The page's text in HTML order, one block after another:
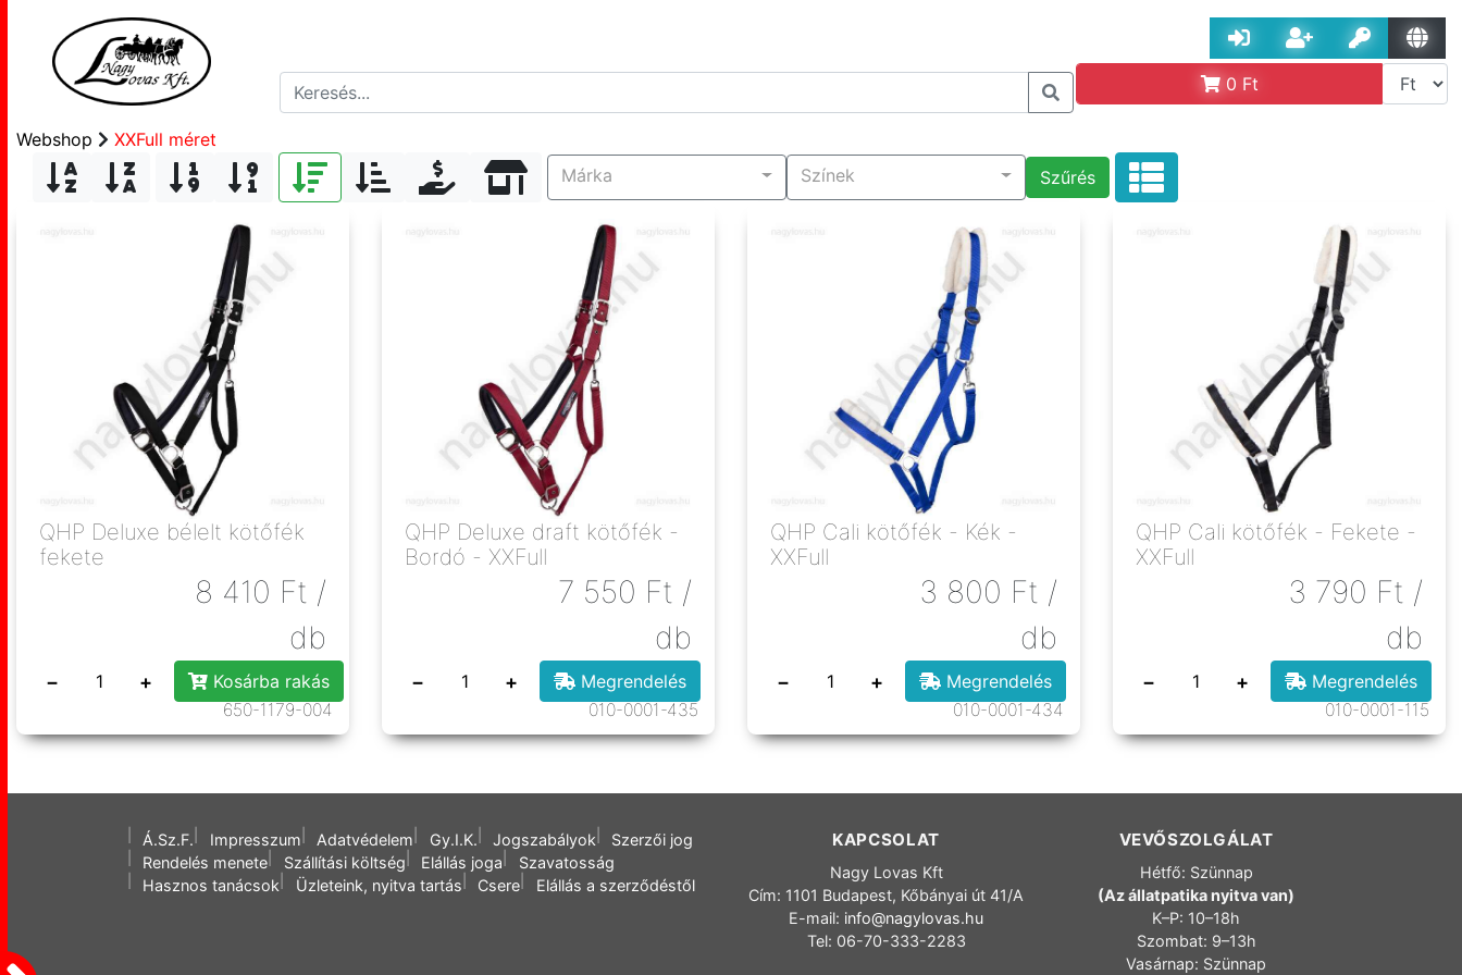
0 Ft
Webshop
XXFull méret
Márka
Színek Szűrés
QHP Deluxe bélelt kötőfék
fekete
8 410 Ft /
db
− +
Kosárba rakás
650-1179-004
QHP Deluxe draft kötőfék -
Bordó - XXFull
7 550 Ft /
db
− +
Megrendelés
010-0001-435
QHP Cali kötőfék - Kék -
XXFull
3 800 Ft /
db
− +
Megrendelés
010-0001-434
QHP Cali kötőfék - Fekete -
XXFull
3 790 Ft /
db
− +
Megrendelés
010-0001-115
Á.Sz.F. Impresszum Adatvédelem Gy.I.K. Jogszabályok
Szerzői jog
Rendelés menete
Szállítási költség Elállás joga
Szavatosság
Hasznos tanácsok
Üzleteink, nyitva tartás Csere Elállás a szerződéstől
KAPCSOLAT
Nagy Lovas Kft
Cím: 1101 Budapest, Kőbányai út 41/A
E-mail: info@nagylovas.hu
Tel: 06-70-333-2283
VEVŐSZOLGÁLAT
Hétfő: Szünnap
(Az állatpatika nyitva van)
K–P: 10–18h
Szombat: 9–13h
Vasárnap: Szünnap